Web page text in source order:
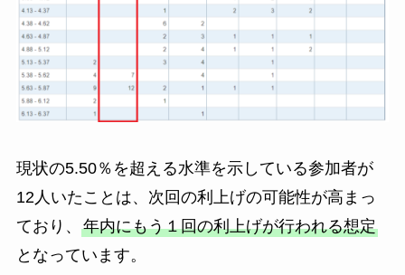
現状の5.50％を超える水準を示している参加者が
12人いたことは、次回の利上げの可能性が高まっ
ており、 年内にもう１回の利上げが行われる想定
となっています。